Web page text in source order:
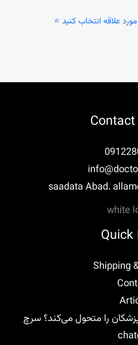
علاقه انتخاب کنید ⭐
saadata Abad.
Shipping
را متحول می‌کند؟ سرچ